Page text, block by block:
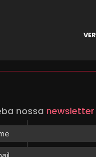
VER
nossa newsletter